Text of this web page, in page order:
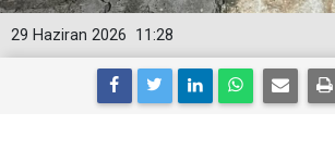
11:28
29 Haziran 2026